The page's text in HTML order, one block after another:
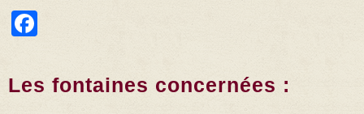
Les fontaines concernées :